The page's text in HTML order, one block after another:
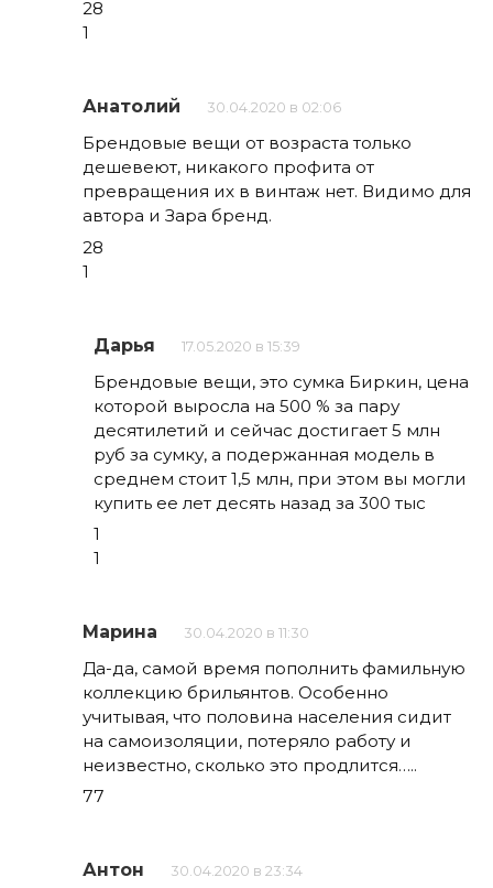
28
1
Анатолий 30.04.2020 в 02:06
Брендовые вещи от возраста только
дешевеют, никакого профита от
превращения их в винтаж нет. Видимо для
автора и Зара бренд.
28
1
Дарья 17.05.2020 в 15:39
Брендовые вещи, это сумка Биркин, цена
которой выросла на 500 % за пару
десятилетий и сейчас достигает 5 млн
руб за сумку, а подержанная модель в
среднем стоит 1,5 млн, при этом вы могли
купить ее лет десять назад за 300 тыс
1
1
Марина 30.04.2020 в 11:30
Да-да, самой время пополнить фамильную
коллекцию брильянтов. Особенно
учитывая, что половина населения сидит
на самоизоляции, потеряло работу и
неизвестно, сколько это продлится…..
77
Антон 30.04.2020 в 23:34